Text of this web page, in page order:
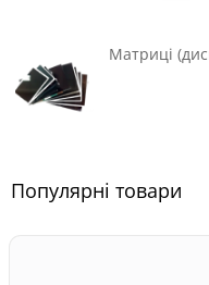
Матриці
Популярні товари